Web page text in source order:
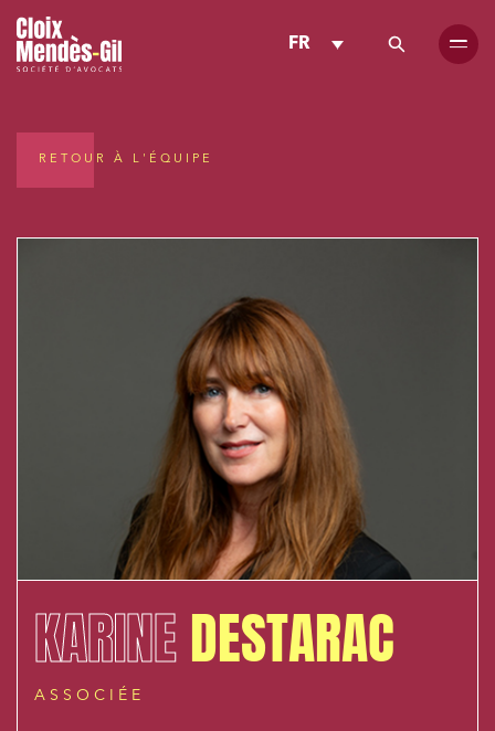
FR
RETOUR À L'ÉQUIPE
KARINEDESTARAC
ASSOCIÉE